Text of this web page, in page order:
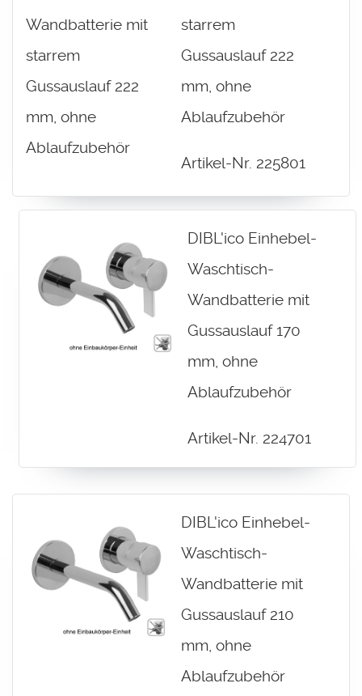
starrem
Gussauslauf 222
mm, ohne
Ablaufzubehör
Artikel-Nr. 225801
DIBL'ico Einhebel-
Waschtisch-
Wandbatterie mit
Gussauslauf 170
mm, ohne
Ablaufzubehör
Artikel-Nr. 224701
DIBL'ico Einhebel-
Waschtisch-
Wandbatterie mit
Gussauslauf 210
mm, ohne
Ablaufzubehör